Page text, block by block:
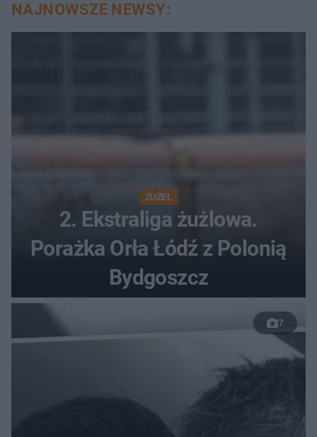
NAJNOWSZE NEWSY:
ŻUŻEL
2. Ekstraliga żużlowa.
Porażka Orła Łódź z Polonią
Bydgoszcz
7